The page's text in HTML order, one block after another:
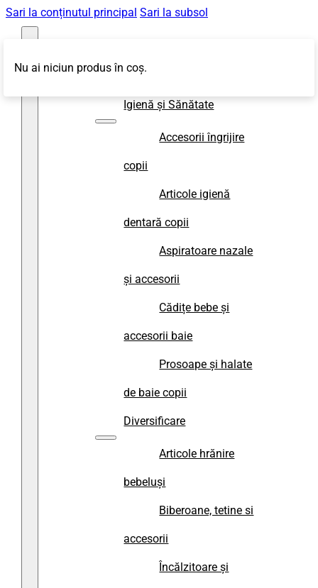
Sari la conținutul principal Sari la subsol
Igienă și Sănătate
Accesorii îngrijire
copii
Articole igienă
dentară copii
Aspiratoare nazale
și accesorii
Cădițe bebe și
accesorii baie
Prosoape și halate
de baie copii
Diversificare
Articole hrănire
bebeluși
Biberoane, tetine si
accesorii
Încălzitoare și
Nu ai niciun produs în coș.